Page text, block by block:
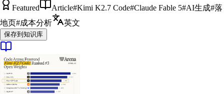
Featured Article#Kimi K2.7 Code#Claude Fable 5#AI生成#落
地页#成本分析 英文
保存到知识库